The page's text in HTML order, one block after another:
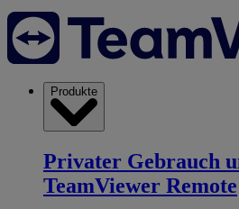
Produkte
Privater Gebrauch
TeamViewer Remote